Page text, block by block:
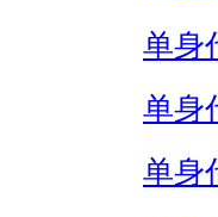
单身
单身
单身